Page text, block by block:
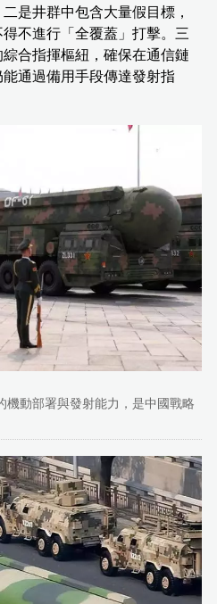
是井群中包含大量假目標，
不進行「全覆蓋」打擊。三
合指揮樞紐，確保在通信鏈
通過備用手段傳達發射指
機動部署與發射能力，是中國戰略